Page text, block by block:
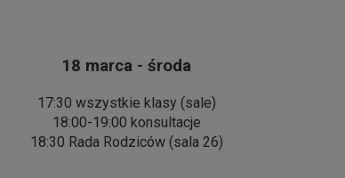
18 marca - środa
17:30 wszystkie klasy (sale)
18:00-19:00 konsultacje
18:30 Rada Rodziców (sala 26)